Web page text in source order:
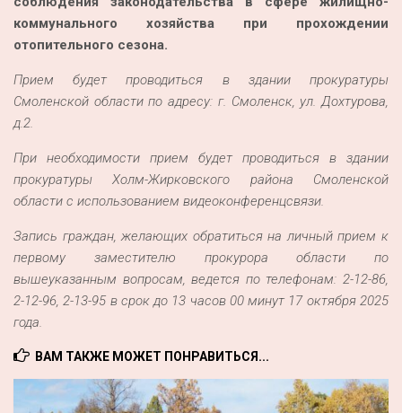
коммунального хозяйства при прохождении
отопительного сезона.
Прием будет проводиться в здании прокуратуры
Смоленской области по адресу: г. Смоленск, ул. Дохтурова,
д.2.
При необходимости прием будет проводиться в здании
прокуратуры Холм-Жирковского района Смоленской
области с использованием видеоконференцсвязи.
Запись граждан, желающих обратиться на личный прием к
первому заместителю прокурора области по
вышеуказанным вопросам, ведется по телефонам: 2-12-86,
2-12-96, 2-13-95 в срок до 13 часов 00 минут 17 октября 2025
года.
ВАМ ТАКЖЕ МОЖЕТ ПОНРАВИТЬСЯ...